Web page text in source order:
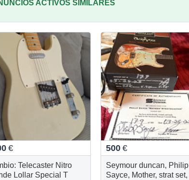
ACTIVOS SIMILARES
€
Telecaster Nitro
Lollar Special T
500 €
Seymour duncan, Philip
Sayce, Mother, strat set,